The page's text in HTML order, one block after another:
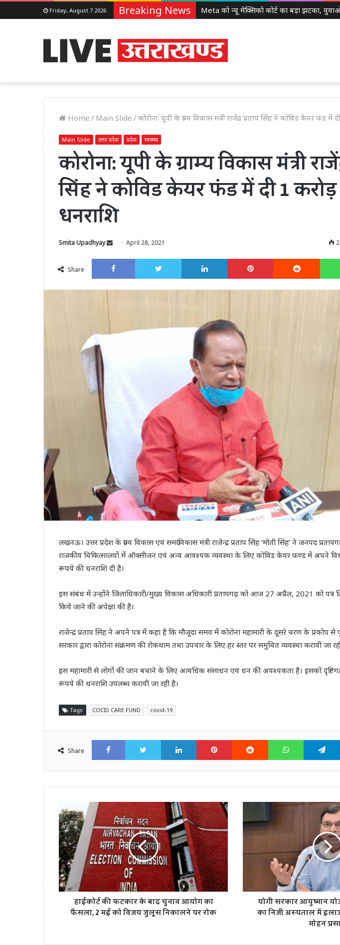
Friday, August 7 2026 Breaking News
Home / Main Slide /कोरोना: यूपी के ग्राम्य विकास मंत्री राजेंद्र प्रताप सिंह ने कोविड केयर फंड में
Main Slide उत्तर प्रदेश प्रदेश स्वास्थ्य
कोरोना: यूपी के ग्राम्य विकास मंत्री
सिंह ने कोविड केयर फंड में दी 1
धनराशि
Smita Upadhyay
Send
email
April 28, 2021
Share
Facebook Twitter LinkedIn Pinterest
लखनऊ। उत्तर प्रदेश के ग्राम्य विकास एवं समग्र विकास मंत्री राजेन्द्र प्रताप सिंह ‘मोती सिंह’ ने जनपद
राजकीय चिकित्सालयों में ऑक्सीजन एवं अन्य आवश्यक व्यवस्था के लिए कोविड केयर फण्ड में अपने
रूपये की धनराशि दी है।
इस संबंध में उन्होंने जिलाधिकारी/मुख्य विकास अधिकारी प्रतापगढ़ को आज 27 अप्रैल, 2021 को पत्र
किये जाने की अपेक्षा की है।
राजेन्द्र प्रताप सिंह ने अपने पत्र में कहा है कि मौजूदा समय में कोरोना महामारी के दूसरे चरण के प्रकोप से
सरकार द्वारा कोरोना संक्रमण की रोकथाम तथा उपचार के लिए हर स्तर पर समुचित व्यवस्था करायी जा
इस महामारी से लोगों की जान बचाने के लिए अत्यधिक संसाधन एवं धन की अवश्यकता है। इसको
रूपये की धनराशि उपलब्ध करायी जा रही है।
Tags COCID CARE FUND covid-19
Share
FacebookTwitter LinkedIn Pinterest Reddit WhatsApp
हाईकोर्ट की फटकार के बाद चुनाव आयोग का
फैसला, 2 मई को विजय जुलूस निकालने पर रोक
योगी सरकार आयुष्मान
का निजी अस्पताल में
मोहन